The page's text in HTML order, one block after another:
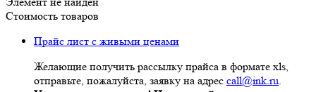
Стоимость товаров
Прайс лист с живыми ценами
Желающие получить рассылку прайса в формате xls,
отправьте, пожалуйста, заявку на адрес call@ink.ru.